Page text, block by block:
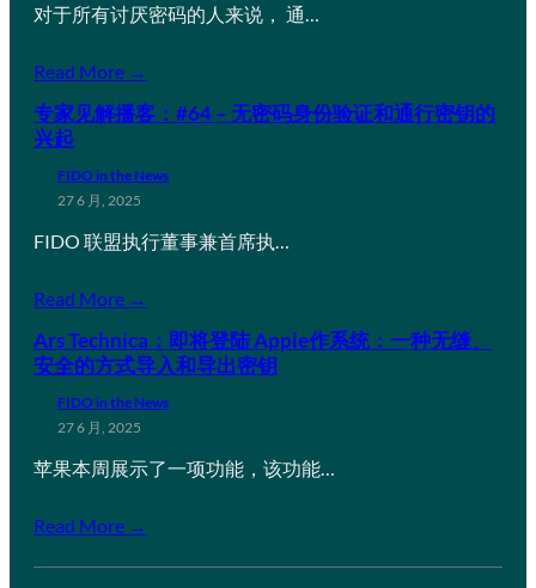
对于所有讨厌密码的人来说， 通…
Read More →
专家见解播客：#64 – 无密码身份验证和通行密钥的
兴起
FIDO in the News
27 6 月, 2025
FIDO 联盟执行董事兼首席执…
Read More →
Ars Technica：即将登陆 Apple作系统：一种无缝、
安全的方式导入和导出密钥
FIDO in the News
27 6 月, 2025
苹果本周展示了一项功能，该功能…
Read More →